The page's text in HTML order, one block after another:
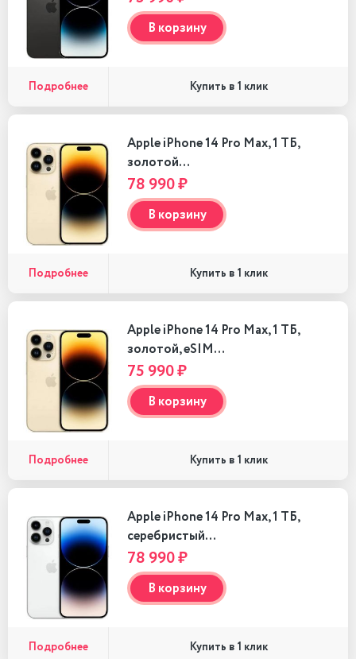
В корзину
Подробнее Купить в 1 клик
Apple iPhone 14 Pro Max, 1 ТБ,
золотой…
78 990 ₽
В корзину
Подробнее Купить в 1 клик
Apple iPhone 14 Pro Max, 1 ТБ,
золотой, eSIM…
75 990 ₽
В корзину
Подробнее Купить в 1 клик
Apple iPhone 14 Pro Max, 1 ТБ,
серебристый…
78 990 ₽
В корзину
Подробнее Купить в 1 клик